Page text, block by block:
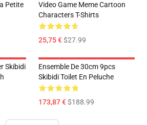
Petite
Video Game Meme Cartoon
Characters T-Shirts
25,75 €$27.99
Skibidi
Ensemble De 30cm 9pcs
Skibidi Toilet En Peluche
173,87 €$188.99